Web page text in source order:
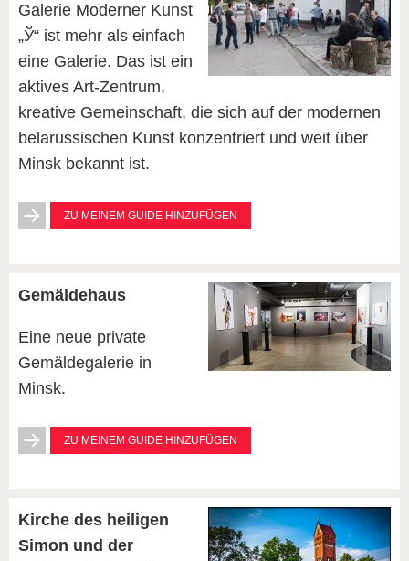
Galerie Moderner Kunst
„Ў“ ist mehr als einfach
eine Galerie. Das ist ein
aktives Art-Zentrum,
kreative Gemeinschaft, die sich auf der modernen
belarussischen Kunst konzentriert und weit über
Minsk bekannt ist.
ZU MEINEM GUIDE HINZUFÜGEN
Gemäldehaus
Eine neue private
Gemäldegalerie in
Minsk.
ZU MEINEM GUIDE HINZUFÜGEN
Kirche des heiligen
Simon und der